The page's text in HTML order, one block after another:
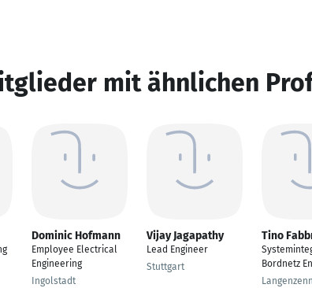
mit ähnlichen
Dominic Hofmann
Employee Electrical
Engineering
Ingolstadt
Vijay Jagapathy
Lead Engineer
Stuttgart
Tino
Bordnetz
Langenzenn